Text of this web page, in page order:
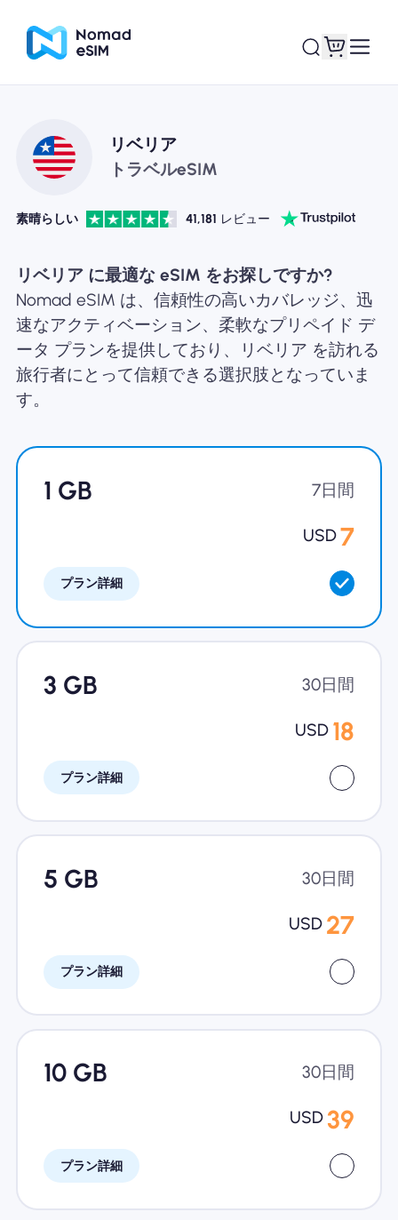
ログイン / サイン
アップ
ショッププラン
eSIMについて
企業
リベリア
トラベルeSIM
素晴らしい 41,181 レビュー
リベリア に最適な eSIM をお探しですか?
Nomad eSIM は、信頼性の高いカバレッジ、迅
速なアクティベーション、柔軟なプリペイド デ
ータ プランを提供しており、リベリア を訪れる
旅行者にとって信頼できる選択肢となっていま
す。
1 GB 7日間
USD 7
プラン詳細
3 GB 30日間
USD 18
プラン詳細
5 GB 30日間
USD 27
プラン詳細
10 GB 30日間
USD 39
プラン詳細